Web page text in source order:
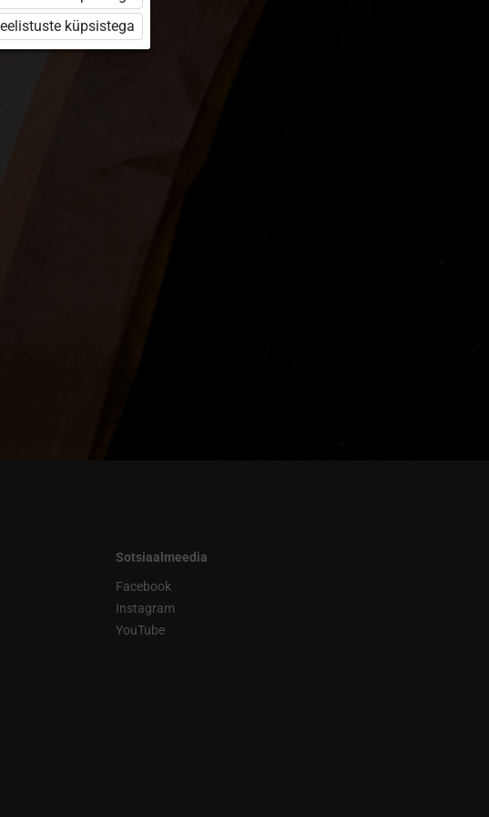
Sotsiaalmeedia
Facebook
Instagram
YouTube
küpsistega